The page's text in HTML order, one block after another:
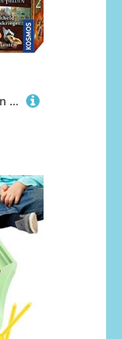
Kosmos 683122 Die Legenden von Andor - Big Box Spiel, Grundspiel (Kennerspiel des Jahres 2013) und zusätzliche Ergänzung, kooperatives Fantasy-Brettspiel ab 10 Jahren, Andor Starterset